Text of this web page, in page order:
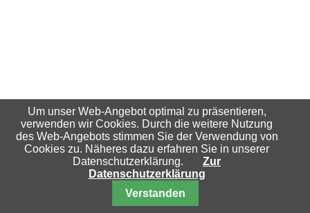
Um unser Web-Angebot optimal zu präsentieren,
verwenden wir Cookies. Durch die weitere Nutzung
des Web-Angebots stimmen Sie der Verwendung von
Cookies zu. Näheres dazu erfahren Sie in unserer
Datenschutzerklärung.
Zur
Datenschutzerklärung
Verstanden